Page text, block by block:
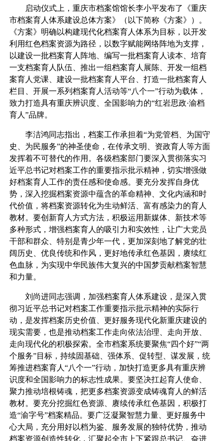
启动仪式上，重庆市档案馆馆长李小平发布了《重庆
市档案育人体系建设总体方案》（以下简称《方案》）。
《方案》明确以构建现代化档案育人体系为目标，以开发
利用红色档案资源为路径，以数字赋能网络阵地为支撑，
以建设一批档案育人阵地、编写一批档案育人读本、培育
一支档案育人队伍、推出一组档案育人展陈、开发一组档
案育人党课、建设一批档案育人平台、打造一批档案育人
栏目、开展一系列档案育人活动等“八个一”行动为载体，
致力打造具有重庆辨识度、全国影响力的“红岩思政·渝档
育人”品牌。
李洁鸿同志指出，档案工作承担着“为党管档、为国守
史、为民服务”的神圣使命，在传承文明、资政育人等方面
发挥着不可替代的作用。各级档案部门要深入贯彻落实习
近平总书记对档案工作的重要指示批示精神，切实增强做
好档案育人工作的责任感和使命感。要充分发挥自身优
势，深入挖掘档案资源中蕴含的革命精神、文化内涵和时
代价值，将档案资源转化为生动鲜活、富有感染力的育人
教材。要创新育人方式方法，积极运用新媒体、新技术等
多种形式，增强档案育人的吸引力和实效性，让广大党员
干部和群众、特别是青少年一代，更加深刻地了解党的壮
阔历史、优良传统和作风，更好地传承红色基因，赓续红
色血脉，为实现中华民族伟大复兴的中国梦贡献档案智慧
和力量。
刘尚进同志强调，加强档案育人体系建设，是深入贯
彻习近平总书记对档案工作重要指示批示精神的实际行
动，是发挥档案历史价值、更好服务现代化新重庆建设的
现实需要，也是推动档案工作走向依法治理、走向开放、
走向现代化的积极探索。全市档案系统要聚焦“四个好”“两
个服务”目标，持续固基础、强体系、促转型、谋发展，统
筹推进档案育人“八个一”行动，加快打造更多具有重庆辨
识度和全国影响力的标志性成果。要坚决扛起育人使命、
聚力推动培根铸魂，把更多档案资源变成铸魂育人的鲜活
教材。要充分挖掘红色资源、赓续传承红色基因，积极打
造“渝字号”档案精品。要广泛凝聚智慧力量、更好服务中
心大局，充分用好以档为鉴、服务发展的独特优势，推动
档案资源创造性转化，汇聚起全市上下紧跟总书记、奋进